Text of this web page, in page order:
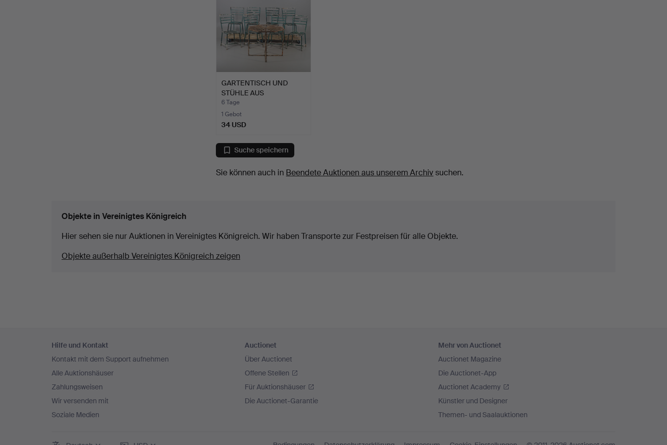
GARTENTISCH UND
STÜHLE AUS
LACKIERTEM GUSS…
6 Tage
1 Gebot
34 USD
Suche speichern
Sie können auch in Beendete Auktionen aus unserem Archivsuchen.
Objekte in Vereinigtes Königreich
Hier sehen sie nur Auktionen in Vereinigtes Königreich. Wir haben Transporte zur Festpreisen für alle Objekte.
Objekte außerhalb Vereinigtes Königreich zeigen
Navigation
Hilfe und Kontakt
Kontakt mit dem Support aufnehmen
Alle Auktionshäuser
Zahlungsweisen
Wir versenden mit
Soziale Medien
Auctionet
Über Auctionet
Offene Stellen
Für Auktionshäuser
Die Auctionet-Garantie
Mehr von Auctionet
Auctionet Magazine
Die Auctionet-App
Auctionet Academy
Künstler und Designer
Themen- und Saalauktionen